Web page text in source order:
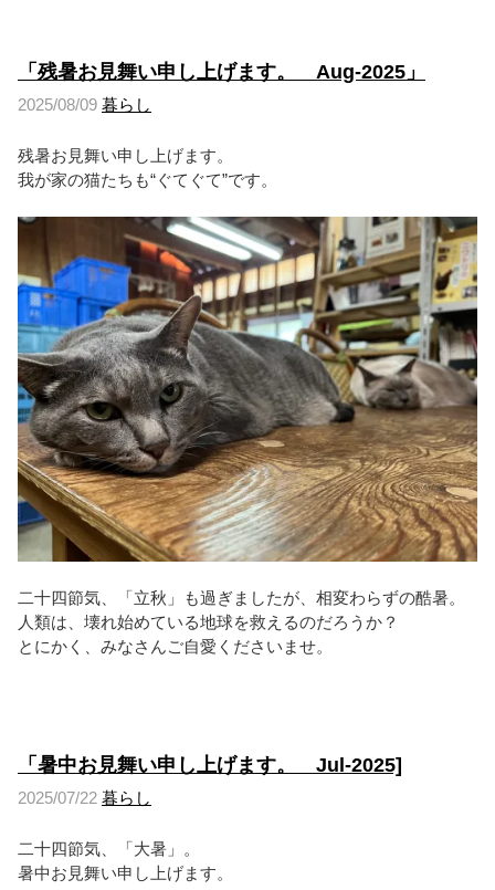
「残暑お見舞い申し上げます。 Aug-2025」
2025/08/09 暮らし
残暑お見舞い申し上げます。
我が家の猫たちも“ぐてぐて”です。
二十四節気、「立秋」も過ぎましたが、相変わらずの酷暑。
人類は、壊れ始めている地球を救えるのだろうか？
とにかく、みなさんご自愛くださいませ。
「暑中お見舞い申し上げます。 Jul-2025]
2025/07/22 暮らし
二十四節気、「大暑」。
暑中お見舞い申し上げます。